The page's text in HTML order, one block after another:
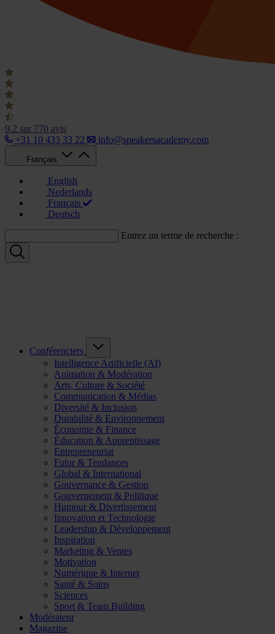
9.2 sur 770 avis
+31 10 433 33 22
info@speakersacademy.com
Français
English
Nederlands
Français
Deutsch
Entrez un terme de recherche :
Conférenciers
Intelligence Artificielle (AI)
Animation & Modération
Arts, Culture & Société
Communication & Médias
Diversité & Inclusion
Durabilité & Environnement
Économie & Finance
Éducation & Apprentissage
Entrepreneuriat
Futur & Tendances
Global & International
Gouvernance & Gestion
Gouvernement & Politique
Humour & Divertissement
Innovation et Technologie
Leadership & Développement
Inspiration
Marketing & Ventes
Motivation
Numérique & Internet
Santé & Soins
Sciences
Sport & Team Building
Modérateur
Magazine